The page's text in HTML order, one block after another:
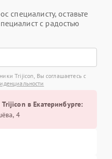
специалисту, оставьте
с радостью
Trijicon, Вы соглашаетесь с
в Екатеринбурге:
4